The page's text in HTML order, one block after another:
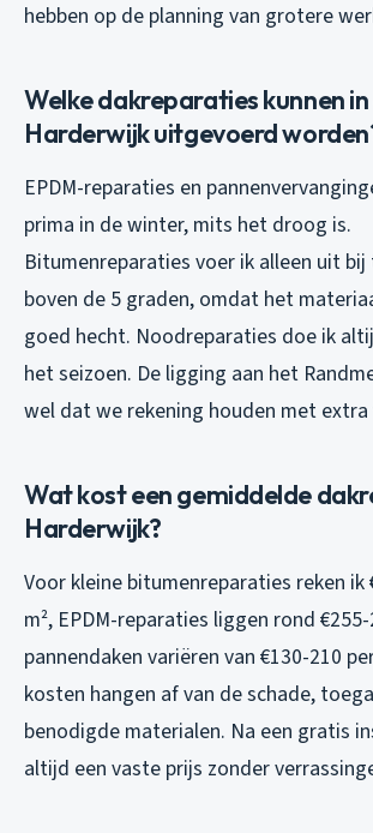
hebben op de planning van grotere
Welke dakreparaties kunnen
Harderwijk uitgevoerd
EPDM-reparaties en
prima in de winter, mits het droog is.
Bitumenreparaties voer ik alleen uit
boven de 5 graden, omdat het
goed hecht. Noodreparaties doe ik
het seizoen. De ligging aan het
wel dat we rekening houden met
Wat kost een gemiddelde
Harderwijk?
Voor kleine bitumenreparaties reken ik
m², EPDM-reparaties liggen rond €255-
pannendaken variëren van €130-210
kosten hangen af van de schade,
benodigde materialen. Na een gratis
altijd een vaste prijs zonder